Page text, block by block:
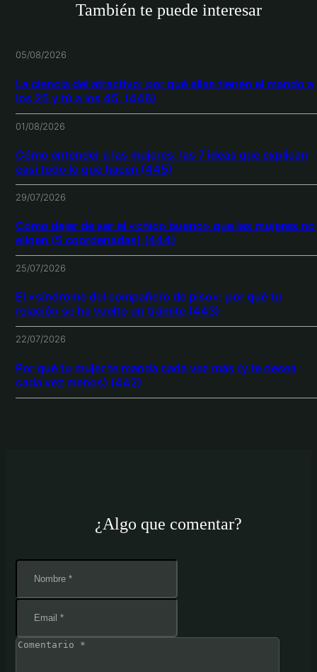
También te puede interesar
05/08/2026
La ciencia del atractivo: por qué ellas tienen el mando a
los 25 y tú a los 45. (446)
01/08/2026
Cómo entender a las mujeres: las 7 ideas que explican
casi todo lo que hacen (445)
29/07/2026
Cómo dejar de ser el «chico bueno» que las mujeres no
eligen (5 coordenadas) (444)
25/07/2026
El «síndrome del compañero de piso»: por qué tu
relación se ha vuelto un trámite (443)
22/07/2026
Por qué tu mujer te manda cada vez más (y te desea
cada vez menos) (442)
¿Algo que comentar?